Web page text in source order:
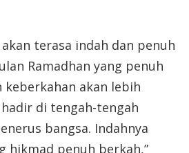
akan terasa indah dan penuh
Ramadhan yang penuh
akan lebih
di tengah-tengah
bangsa. Indahnya
hikmad penuh berkah,”